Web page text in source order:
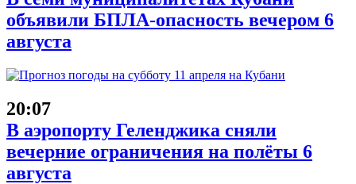
объявили БПЛА-опасность вечером 6
августа
20:07
В аэропорту Геленджика сняли
вечерние ограничения на полёты 6
августа